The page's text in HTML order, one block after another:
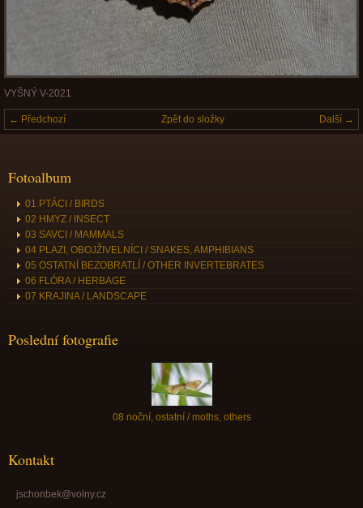
VYŠNÝ V-2021
← Předchozí Další →
Zpět do složky
Fotoalbum
01 PTÁCI / BIRDS
02 HMYZ / INSECT
03 SAVCI / MAMMALS
04 PLAZI, OBOJŽIVELNÍCI / SNAKES, AMPHIBIANS
05 OSTATNÍ BEZOBRATLÍ / OTHER INVERTEBRATES
06 FLÓRA / HERBAGE
07 KRAJINA / LANDSCAPE
Poslední fotografie
08 noční, ostatní / moths, others
Kontakt
jschonbek@volny.cz